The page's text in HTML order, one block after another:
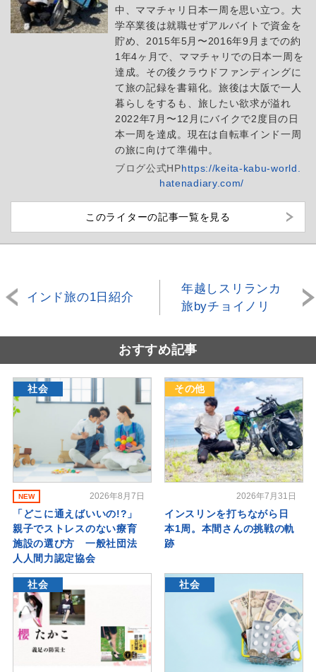
中、ママチャリ日本一周を思い立つ。大
学卒業後は就職せずアルバイトで資金を
貯め、2015年5月〜2016年9月までの約
1年4ヶ月で、ママチャリでの日本一周を
達成。その後クラウドファンディングに
て旅の記録を書籍化。旅後は大阪で一人
暮らしをするも、旅したい欲求が溢れ
2022年7月〜12月にバイクで2度目の日
本一周を達成。現在は自転車インド一周
の旅に向けて準備中。
ブログ公式HPhttps://keita-kabu-world.
hatenadiary.com/
このライターの記事一覧を見る
インド旅の1日紹介
年越しスリランカ
旅byチョイノリ
おすすめ記事
社会
NEW 2026年8月7日
「どこに通えばいいの!?」
親子でストレスのない療育
施設の選び方 一般社団法
人人間力認定協会
その他
2026年7月31日
インスリンを打ちながら日
本1周。本間さんの挑戦の軌
跡
社会 社会